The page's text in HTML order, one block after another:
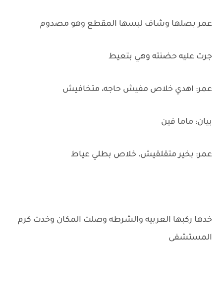
عمر بصلها وشاف لبسها المقطع وهو مصدوم
جرت عليه حضنته وهي بتعيط
عمر: اهدي خلاص مفيش حاجه، متخافيش
بيان: ماما فين
عمر: بخير متقلقيش، خلاص بطلي عياط
خدها ركبها العربيه والشرطه وصلت المكان وخدت كرم
المستشفى